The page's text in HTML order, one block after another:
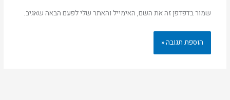
שמור בדפדפן זה את השם, האימייל והאתר שלי לפעם הבאה שאגיב.